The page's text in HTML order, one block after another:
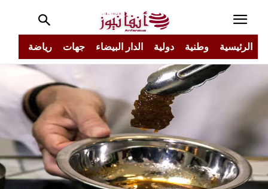
الرئيسية وطنية دولية الدار البيضاء جهات رياضة